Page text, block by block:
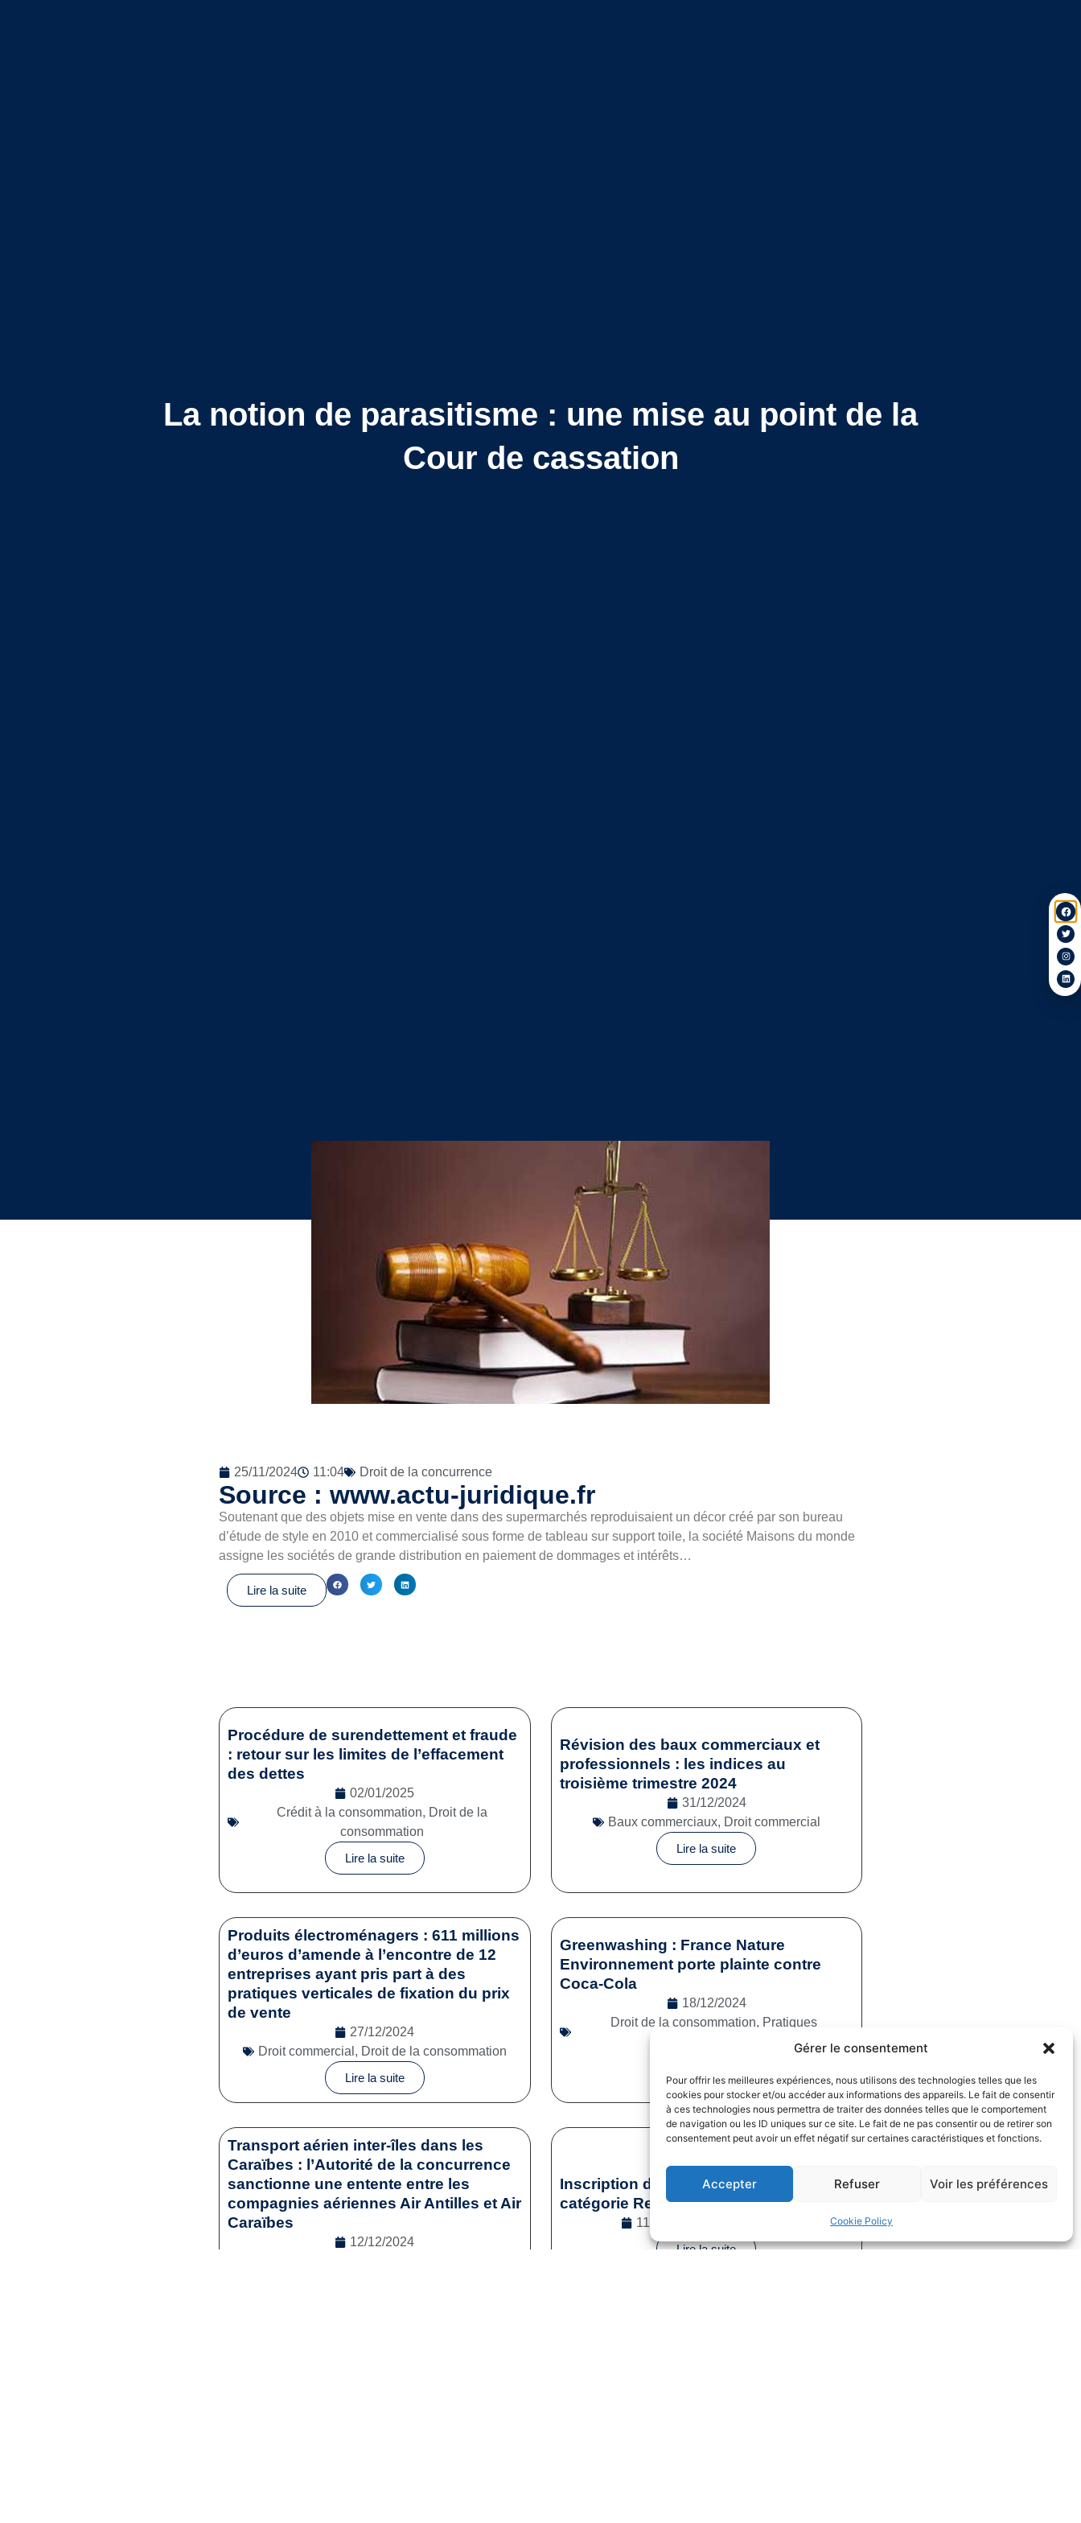
Gérer le consentement
Pour offrir les meilleures expériences, nous utilisons des technologies telles que les
cookies pour stocker et/ou accéder aux informations des appareils. Le fait de consentir
à ces technologies nous permettra de traiter des données telles que le comportement
de navigation ou les ID uniques sur ce site. Le fait de ne pas consentir ou de retirer son
consentement peut avoir un effet négatif sur certaines caractéristiques et fonctions.
Accepter Refuser Voir les préférences
Cookie Policy
La notion de parasitisme : une mise au point de la
Cour de cassation
25/11/2024 11:04 Droit de la concurrence
Source : www.actu-juridique.fr
Soutenant que des objets mise en vente dans des supermarchés reproduisaient un décor créé par son bureau
d’étude de style en 2010 et commercialisé sous forme de tableau sur support toile, la société Maisons du monde
assigne les sociétés de grande distribution en paiement de dommages et intérêts…
Lire la suite
Procédure de surendettement et fraude
: retour sur les limites de l’effacement
des dettes
02/01/2025
Crédit à la consommation, Droit de la
consommation
Lire la suite
Révision des baux commerciaux et
professionnels : les indices au
troisième trimestre 2024
31/12/2024
Baux commerciaux, Droit commercial
Lire la suite
Produits électroménagers : 611 millions
d’euros d’amende à l’encontre de 12
entreprises ayant pris part à des
pratiques verticales de fixation du prix
de vente
27/12/2024
Droit commercial , Droit de la consommation
Lire la suite
Greenwashing : France Nature
Environnement porte plainte contre
Coca-Cola
18/12/2024
Droit de la consommation, Pratiques
Transport aérien inter-îles dans les
Caraïbes : l’Autorité de la concurrence
sanctionne une entente entre les
compagnies aériennes Air Antilles et Air
Caraïbes
12/12/2024
Inscription des sportifs dans la
catégorie Reconversion
11/12/2024
Lire la suite